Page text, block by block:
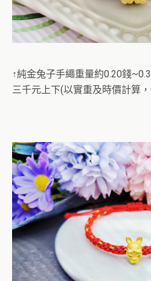
↑純金兔子手繩重量約0.20錢
三千元上下(以實重及時價計算